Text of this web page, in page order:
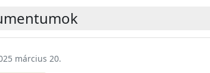
március 20.